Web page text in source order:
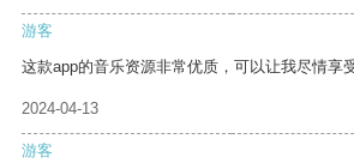
游客
这款app的音乐资源非常优质，可以让我尽情享
2024-04-13
游客